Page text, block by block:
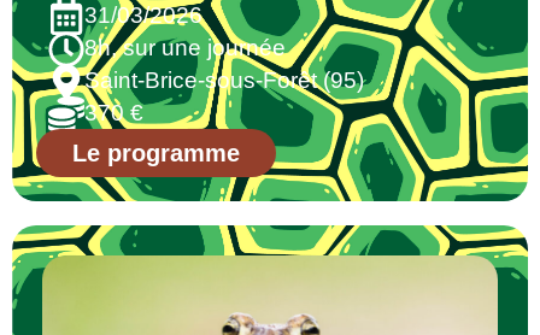
31/03/2026
8h, sur une journée
Saint-Brice-sous-Forêt (95)
370 €
Le programme